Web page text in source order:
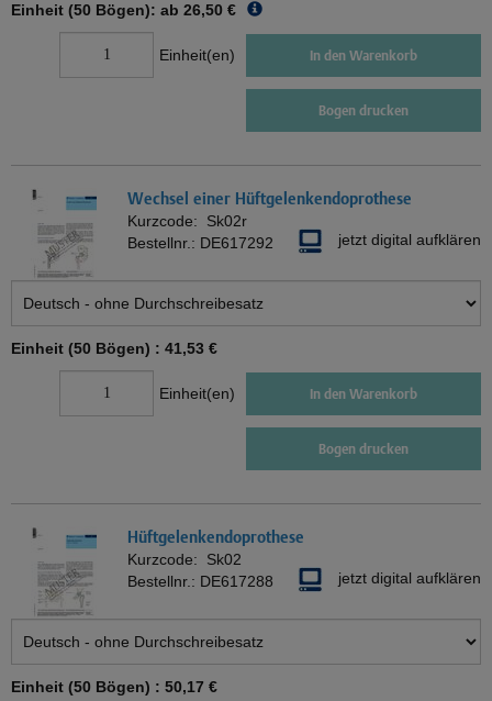
Einheit (50 Bögen): ab 26,50 €
Einheit(en) In den Warenkorb
Bogen drucken
Wechsel einer Hüftgelenkendoprothese
Kurzcode: Sk02r
Bestellnr.: DE617292 jetzt digital aufklären
Einheit (50 Bögen) : 41,53 €
Einheit(en) In den Warenkorb
Bogen drucken
Hüftgelenkendoprothese
Kurzcode: Sk02
Bestellnr.: DE617288 jetzt digital aufklären
Einheit (50 Bögen) : 50,17 €